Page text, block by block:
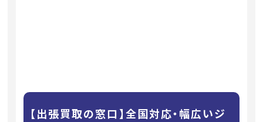
【出張買取の窓口】全国対応・幅広いジ